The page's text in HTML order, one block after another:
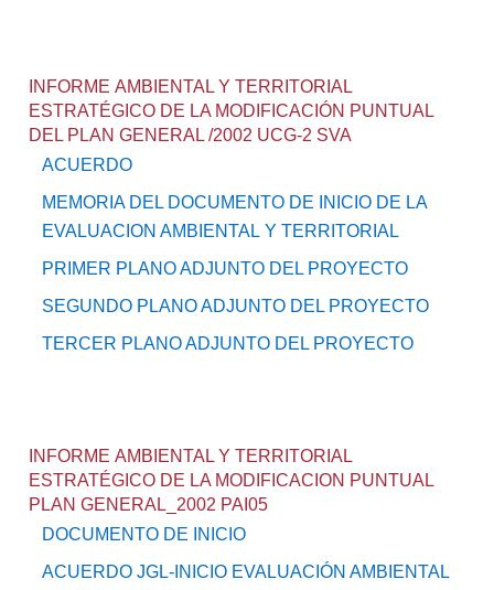
INFORME AMBIENTAL Y TERRITORIAL
ESTRATÉGICO DE LA MODIFICACIÓN PUNTUAL
DEL PLAN GENERAL /2002 UCG-2 SVA
ACUERDO
MEMORIA DEL DOCUMENTO DE INICIO DE LA
EVALUACION AMBIENTAL Y TERRITORIAL
PRIMER PLANO ADJUNTO DEL PROYECTO
SEGUNDO PLANO ADJUNTO DEL PROYECTO
TERCER PLANO ADJUNTO DEL PROYECTO
INFORME AMBIENTAL Y TERRITORIAL
ESTRATÉGICO DE LA MODIFICACION PUNTUAL
PLAN GENERAL_2002 PAI05
DOCUMENTO DE INICIO
ACUERDO JGL-INICIO EVALUACIÓN AMBIENTAL